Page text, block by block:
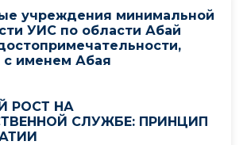
учреждения минимальной
УИС по области Абай
с именем Абая
РОСТ НА
СЛУЖБЕ: ПРИНЦИП